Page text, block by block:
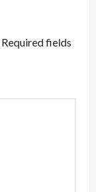
Required fields